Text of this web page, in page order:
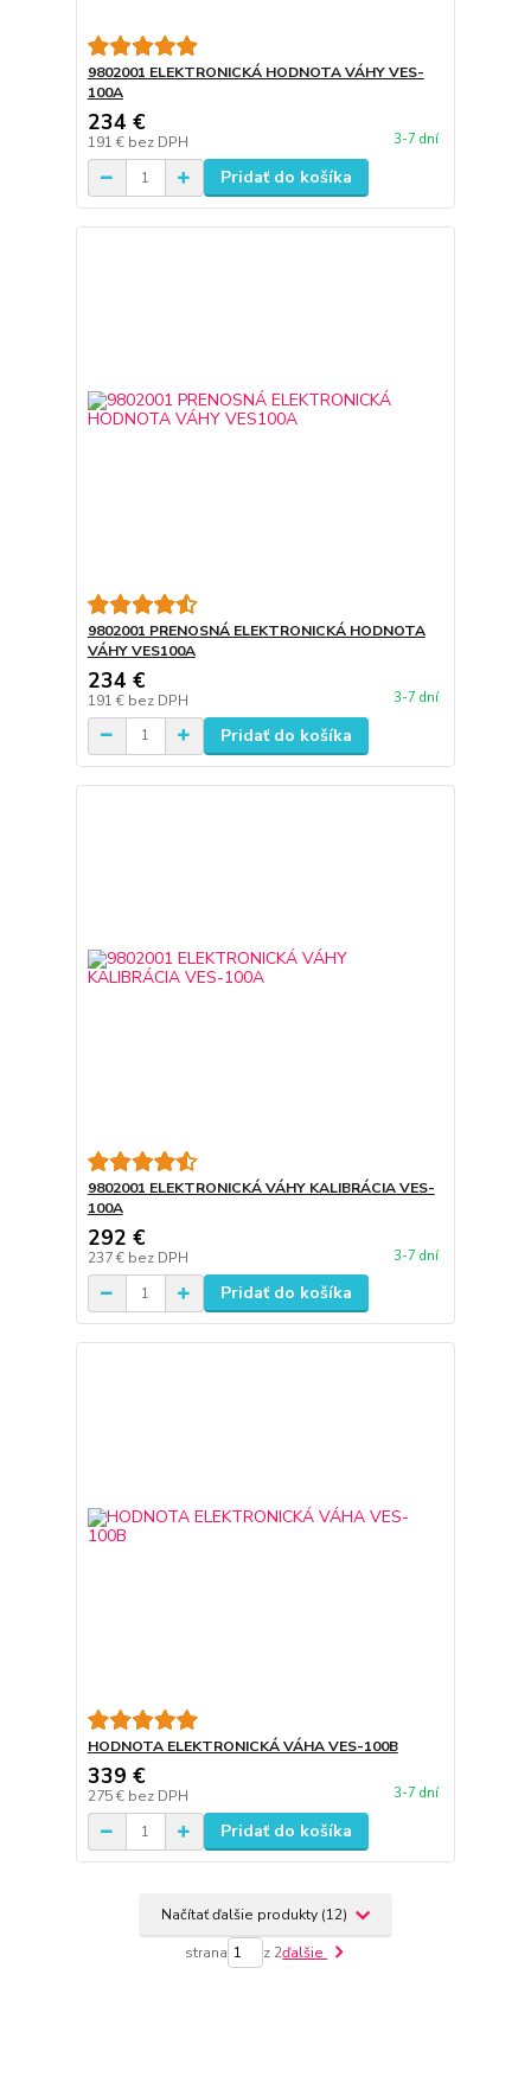
9802001 ELEKTRONICKÁ HODNOTA VÁHY VES-
100A
234 €
191 € bez DPH 3-7 dní
Pridať do košíka
9802001 PRENOSNÁ ELEKTRONICKÁ HODNOTA
VÁHY VES100A
234 €
191 € bez DPH 3-7 dní
Pridať do košíka
9802001 ELEKTRONICKÁ VÁHY KALIBRÁCIA VES-
100A
292 €
237 € bez DPH 3-7 dní
Pridať do košíka
HODNOTA ELEKTRONICKÁ VÁHA VES-100B
339 €
275 € bez DPH 3-7 dní
Pridať do košíka
Načítať ďalšie produkty (12)
strana z 2ďalšie